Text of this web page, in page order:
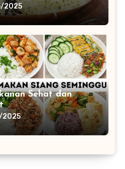
2025
Sehat dan
2025